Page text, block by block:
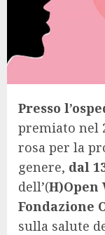
Presso
premiato nel
rosa per la
genere, dal
dell’(H)Open
Fondazione
sulla salute